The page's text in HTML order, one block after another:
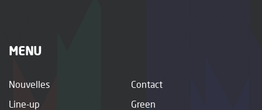
MENU
Nouvelles
Line-up
Contact
Green